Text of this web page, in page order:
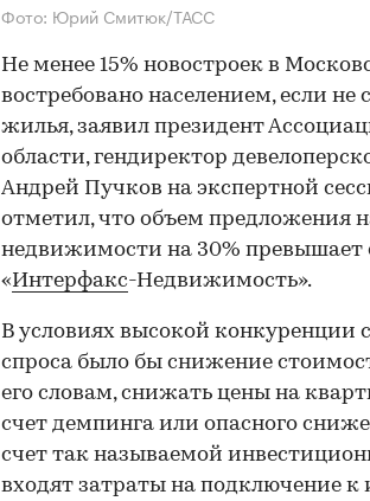
Фото: Юрий Смитюк/ТАСС
Не менее 15% новостроек в
востребовано населением, если
жилья, заявил президент
области, гендиректор
Андрей Пучков на экспертной
отметил, что объем предложения
недвижимости на 30% превышает
«Интерфакс-Недвижимость».
В условиях высокой конкуренции
спроса было бы снижение
его словам, снижать цены на
счет демпинга или опасного
счет так называемой
входят затраты на подключение